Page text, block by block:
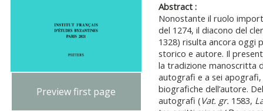
Preview first page
Abstract :
Nonostante il ruolo
del 1274, il diacono del
1328) risulta ancora oggi
storico e autore. Il
la tradizione manoscritta
autografi e a sei
biografiche dell’autore.
autografi (Vat. gr. 1583,